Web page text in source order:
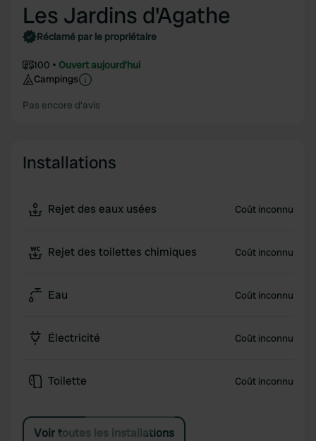
Les Jardins d'Agathe
Réclamé par le propriétaire
100
Ouvert aujourd'hui
Campings
Pas encore d'avis
Installations
Rejet des eaux usées Coût inconnu
Rejet des toilettes chimiques Coût inconnu
Eau Coût inconnu
Électricité Coût inconnu
Toilette Coût inconnu
Voir toutes les installations